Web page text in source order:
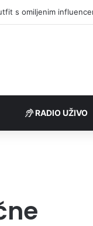
RADIO UŽIVO